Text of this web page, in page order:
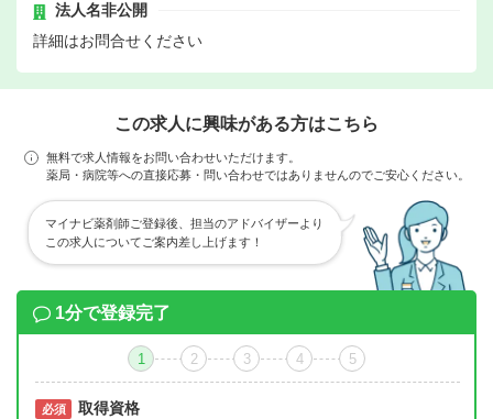
法人名非公開
詳細はお問合せください
この求人に興味がある方はこちら
無料で求人情報をお問い合わせいただけます。
薬局・病院等への直接応募・問い合わせではありませんのでご安心ください。
マイナビ薬剤師ご登録後、担当のアドバイザーより
この求人についてご案内差し上げます！
1分で登録完了
1 2 3 4 5
必須 取得資格